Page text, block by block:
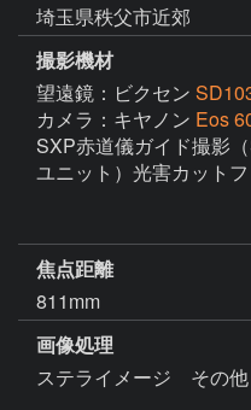
埼玉県秩父市近郊
撮影機材
望遠鏡：ビクセン
カメラ：キヤノン Eos
SXP赤道儀ガイド撮影
ユニット）光害カット
焦点距離
811mm
画像処理
ステライメージ　その他